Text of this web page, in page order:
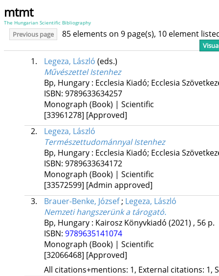
mtmt
The Hungarian Scientific Bibliography
Previous page 85 elements on 9 page(s), 10 element
1. Legeza, László (eds.)
Művészettel Istenhez
Bp, Hungary : Ecclesia Kiadó; Ecclesia
ISBN: 9789633634257
Monograph (Book) | Scientific
[33961278] [Approved]
2.
Legeza, László
Természettudománnyal Istenhez
Bp, Hungary : Ecclesia Kiadó; Ecclesia
ISBN: 9789633634172
Monograph (Book) | Scientific
[33572599] [Admin approved]
3.
Brauer-Benke, József; Legeza, László
Nemzeti hangszerünk a tárogató.
Bp, Hungary : Kairosz Könyvkiadó (2021) , 56 p.
ISBN: 9789635141074
Monograph (Book) | Scientific
[32066468] [Approved]
All citations+mentions: 1, External citations: 1,